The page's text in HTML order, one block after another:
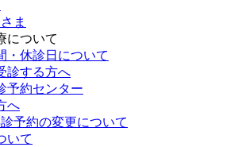
ま
について
・休診日について
診する方へ
予約センター
へ
予約の変更について
いて